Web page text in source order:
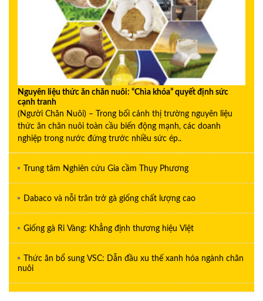
Nguyên liệu thức ăn chăn nuôi: “Chìa khóa” quyết định sức
cạnh tranh
(Người Chăn Nuôi) – Trong bối cảnh thị trường nguyên liệu
thức ăn chăn nuôi toàn cầu biến động mạnh, các doanh
nghiệp trong nước đứng trước nhiều sức ép..
Trung tâm Nghiên cứu Gia cầm Thụy Phương
Dabaco và nỗi trăn trở gà giống chất lượng cao
Giống gà Ri Vàng: Khẳng định thương hiệu Việt
Thức ăn bổ sung VSC: Dẫn đầu xu thế xanh hóa ngành chăn
nuôi